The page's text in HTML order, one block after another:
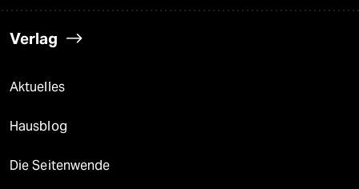
Verlag
Aktuelles
Hausblog
Die Seitenwende